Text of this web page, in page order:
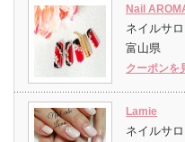
Nail
ネイルサ
富山県
クーポンを
Lamie
ネイルサ